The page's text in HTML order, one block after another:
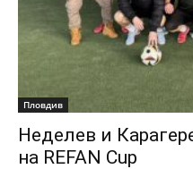
Пловдив
Неделев и
на REFAN Cup